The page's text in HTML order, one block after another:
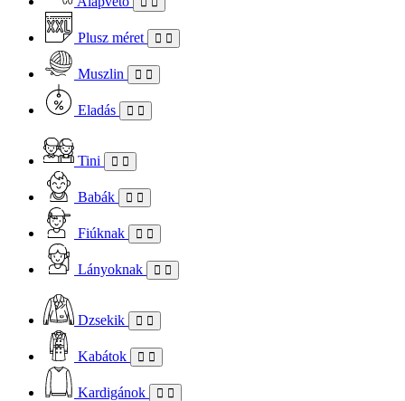
Plusz méret
Muszlin
Eladás
Tini
Babák
Fiúknak
Lányoknak
Dzsekik
Kabátok
Kardigánok